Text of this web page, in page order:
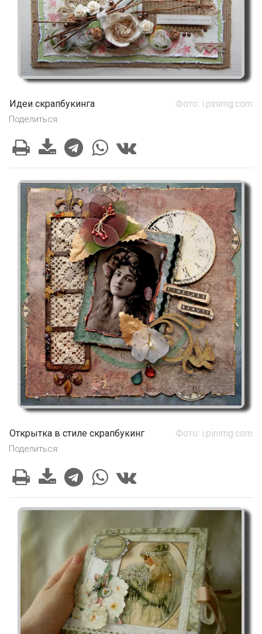
Идеи скрапбукинга Фото: i.pinimg.com
Поделиться:
Открытка в стиле скрапбукинг Фото: i.pinimg.com
Поделиться: